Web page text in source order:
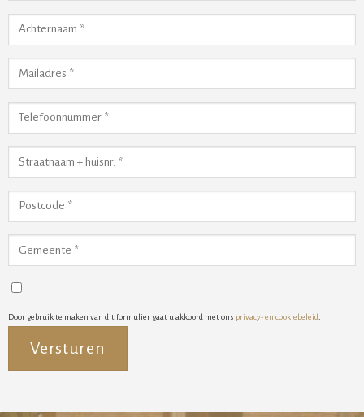
Door gebruik te maken van dit formulier gaat u akkoord met ons privacy- en cookiebeleid